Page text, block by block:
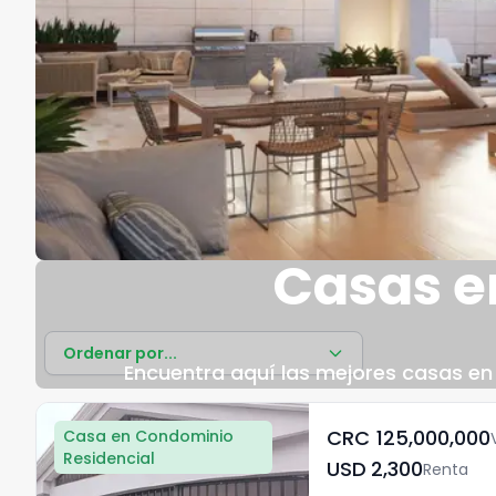
Casas
Encuentra aquí las mejores casas
Ordenar por...
Casa en Condominio
Residencial
CRC	125,000,000
USD	2,300Renta